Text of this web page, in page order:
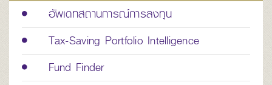
อัพเดทสถานการณ์การลงทุน
Tax-Saving Portfolio Intelligence
Fund Finder